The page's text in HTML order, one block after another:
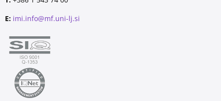
E: imi.info@mf.uni-lj.si